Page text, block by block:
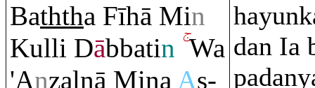
Baththa Fīhā Min
Kulli Dābbatin Wa
'Anzalnā MinaAs-
dan Ia